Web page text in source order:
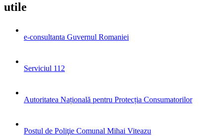
utile
e-consultanta Guvernul Romaniei
Serviciul 112
Autoritatea Națională pentru Protecția Consumatorilor
Postul de Poliţie Comunal Mihai Viteazu